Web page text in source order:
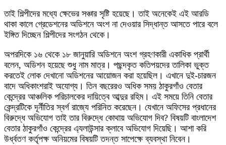
তাই শিল্পীদের মধ্যে ক্ষেভের সঞ্চার সৃষ্টি হয়েছে। তাই অনেকেই এই আরডি
থাকা কালে গ্রেডেশনের অডিশনে অংশ না দেওয়ার সিদ্ধান্ত আসতে পারে বলে
ইঙ্গিত দিচ্ছেন শিল্পীদের সংগঠন থেকে।
অপরদিকে ১৬ থেকে ১৮ জানুয়ারি অডিশনে অংশ গ্রহণকারী একাধিক প্রার্থী
বলেন, অডিশন হয়েছে শুধু নাম মাত্র। পছন্দকৃত কতিপয়দের তালিকা ভুক্ত
করতেই লোক দেখানো অডিশনের আয়োজন করা হয়েছিল। এখানে দুই-চারজন
বাদে অধিকাংশরাই অযোগ্য। তিন বছরেরও অধিক সময় ঠাকুরগাঁও বেতার
কেন্দ্রের আঞ্চলিক পরিচালকের দায়িত্বে আব্দুর রহিম। এই সময়ে তিনি বেতার
কেন্দ্রটিকে দূর্নীতির স্বর্গ রাজ্যে পরিনিত করেছেন। যেখানে অফিসের প্রধানের
বিরুদ্ধে অভিযোগ তাই তার বিরুদ্ধে কোথায় অভিযোগ দিব? বিষয়টি বাংলাদেশ
বেতার ঠাকুরগাঁও কেন্দ্রের এ্যলাউন্সার ক্লাবে অভিযোগ দিয়েছি। আশা করি
উর্ধ্বতণ কর্তৃপক্ষ অনিয়মের বিষয়টি তদন্ত সাপেক্ষে ব্যবস্থা নিবেন।